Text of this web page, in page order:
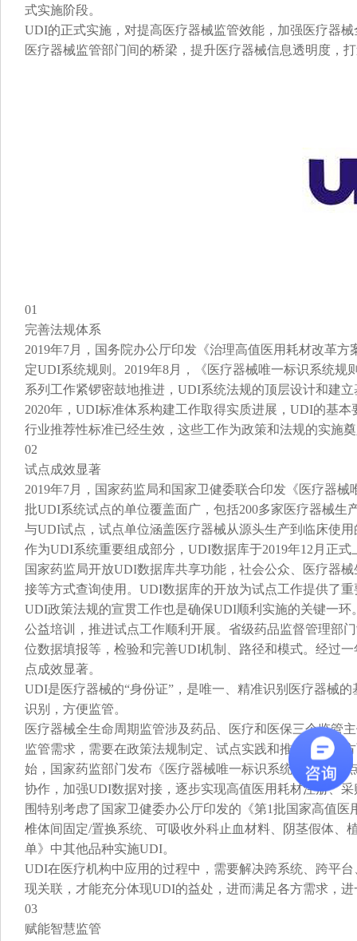
式实施阶段。
UDI的正式实施，对提高医疗器械监管效能，加强医疗器
医疗器械监管部门间的桥梁，提升医疗器械信息透明度，
01
完善法规体系
2019年7月，国务院办公厅印发《治理高值医用耗材改革
定UDI系统规则。2019年8月，《医疗器械唯一标识系统
系列工作紧锣密鼓地推进，UDI系统法规的顶层设计和建
2020年，UDI标准体系构建工作取得实质进展，UDI的基
行业推荐性标准已经生效，这些工作为政策和法规的实施
02
试点成效显著
2019年7月，国家药监局和国家卫健委联合印发《医疗器
批UDI系统试点的单位覆盖面广，包括200多家医疗器械
与UDI试点，试点单位涵盖医疗器械从源头生产到临床使
作为UDI系统重要组成部分，UDI数据库于2019年12月正
国家药监局开放UDI数据库共享功能，社会公众、医疗器
接等方式查询使用。UDI数据库的开放为试点工作提供了
UDI政策法规的宣贯工作也是确保UDI顺利实施的关键一
公益培训，推进试点工作顺利开展。省级药品监督管理部
位数据填报等，检验和完善UDI机制、路径和模式。经过
点成效显著。
UDI是医疗器械的“身份证”，是唯一、精准识别医疗器械
识别，方便监管。
医疗器械全生命周期监管涉及药品、医疗和医保三个监管
监管需求，需要在政策法规制定、试点实践和推广实施等
始，国家药监部门发布《医疗器械唯一标识系统规则》;试
协作，加强UDI数据对接，逐步实现高值医用耗材注册、
围特别考虑了国家卫健委办公厅印发的《第1批国家高值
椎体间固定/置换系统、可吸收外科止血材料、阴茎假体、
单》中其他品种实施UDI。
UDI在医疗机构中应用的过程中，需要解决跨系统、跨平
现关联，才能充分体现UDI的益处，进而满足各方需求，
03
赋能智慧监管